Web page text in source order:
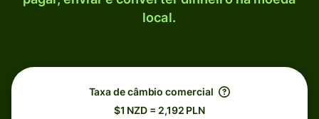
local.
Taxa de câmbio comercial
$1 NZD = 2,192 PLN